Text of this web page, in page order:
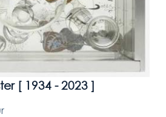
[ 1934 - 2023]